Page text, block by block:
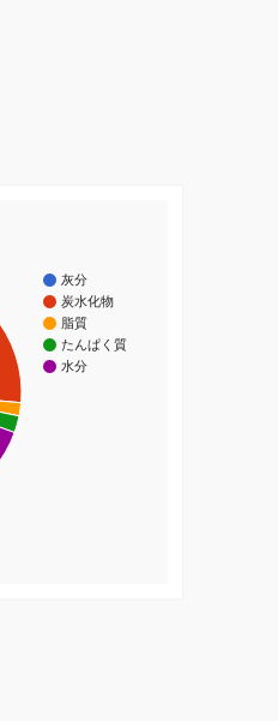
灰分
炭水化物
脂質
たんぱく質
水分